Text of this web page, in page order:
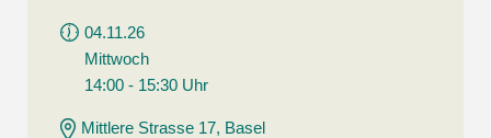
04.11.26
Mittwoch
14:00 - 15:30 Uhr
Mittlere Strasse 17, Basel